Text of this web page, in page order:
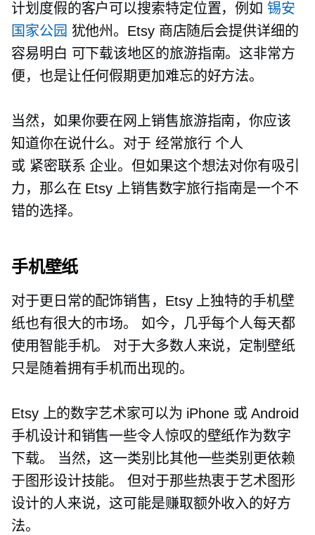
计划度假的客户可以搜索特定位置，例如锡安
国家公园 犹他州。Etsy 商店随后会提供详细的
容易明白 可下载该地区的旅游指南。这非常方
便，也是让任何假期更加难忘的好方法。
当然，如果你要在网上销售旅游指南，你应该
知道你在说什么。对于 经常旅行 个人
或 紧密联系 企业。但如果这个想法对你有吸引
力，那么在 Etsy 上销售数字旅行指南是一个不
错的选择。
手机壁纸
对于更日常的配饰销售，Etsy 上独特的手机壁
纸也有很大的市场。 如今，几乎每个人每天都
使用智能手机。 对于大多数人来说，定制壁纸
只是随着拥有手机而出现的。
Etsy 上的数字艺术家可以为 iPhone 或 Android
手机设计和销售一些令人惊叹的壁纸作为数字
下载。 当然，这一类别比其他一些类别更依赖
于图形设计技能。 但对于那些热衷于艺术图形
设计的人来说，这可能是赚取额外收入的好方
法。